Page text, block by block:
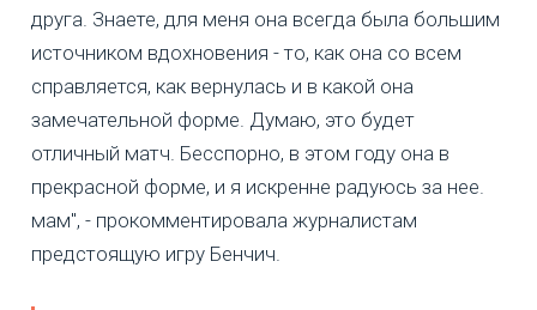
друга. Знаете, для меня она всегда была большим
источником вдохновения - то, как она со всем
справляется, как вернулась и в какой она
замечательной форме. Думаю, это будет
отличный матч. Бесспорно, в этом году она в
прекрасной форме, и я искренне радуюсь за нее.
мам", - прокомментировала журналистам
предстоящую игру Бенчич.